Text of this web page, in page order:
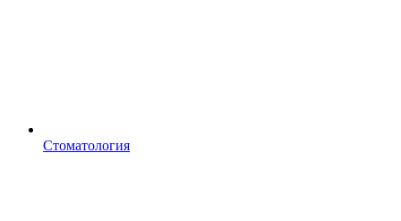
Стоматология